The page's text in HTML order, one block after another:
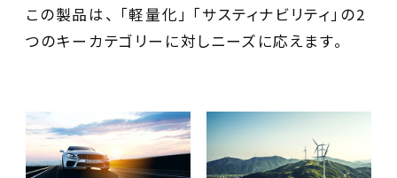
この製品は、 「軽量化」 「サスティナビリティ」の2
つのキーカテゴリーに対しニーズに応えます。